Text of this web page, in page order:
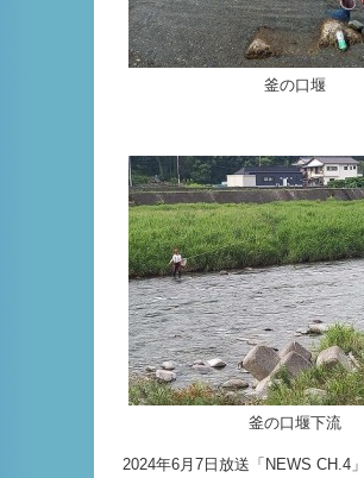
釜の口堰
釜の口堰下流
2024年6月7日放送「NEWS CH.4